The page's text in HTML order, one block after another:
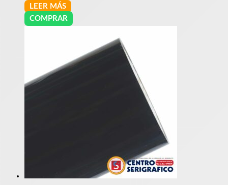
LEER MÁS
COMPRAR